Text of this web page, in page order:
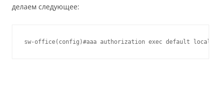
делаем следующее:
sw-office(config)#aaa authorization exec default local